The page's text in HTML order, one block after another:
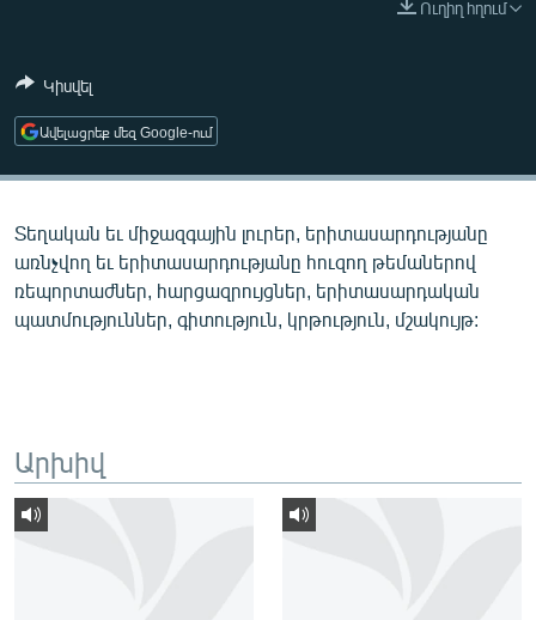
ՄԵԿՆԱԲԱՆՈՒԹՅՈՒՆ
ԿՈՐՈՆԱՎԻՐՈՒՍ
ԱՐԽԻՎ
ՏԵՍԱՆՅՈՒԹԵՐ
ՓՈԴՔԱՍԹ
Հայերեն
Ուղիղ հղում
Կիսվել
Ավելացրեք մեզ Google-ում
Տեղական եւ միջազգային լուրեր, երիտասարդությանը
առնչվող եւ երիտասարդությանը հուզող թեմաներով
ռեպորտաժներ, հարցազրույցներ, երիտասարդական
պատմություններ, գիտություն, կրթություն, մշակույթ:
Արխիվ